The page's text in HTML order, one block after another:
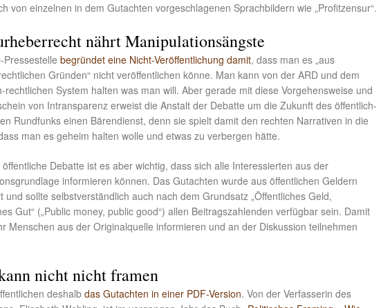
von einzelnen in dem Gutachten vorgeschlagenen Sprachbildern wie „Profitzensur“.
nährt Manipulationsängste
Pressestelle begründet eine Nicht-Veröffentlichung damit, dass man es „aus
Gründen“ nicht veröffentlichen könne. Man kann von der ARD und dem
rechtlichen System halten was man will. Aber gerade mit diese Vorgehensweise und
von Intransparenz erweist die Anstalt der Debatte um die Zukunft des öffentlich-
Rundfunks einen Bärendienst, denn sie spielt damit den rechten Narrativen in die
man es geheim halten wolle und etwas zu verbergen hätte.
Debatte ist es aber wichtig, dass sich alle Interessierten aus der
informieren können. Das Gutachten wurde aus öffentlichen Geldern
und sollte selbstverständlich auch nach dem Grundsatz „Öffentliches Geld,
Gut“ („Public money, public good“) allen Beitragszahlenden verfügbar sein. Damit
Menschen aus der Originalquelle informieren und an der Diskussion teilnehmen
nicht nicht framen
deshalb das Gutachten in einer PDF-Version. Von der Verfasserin des